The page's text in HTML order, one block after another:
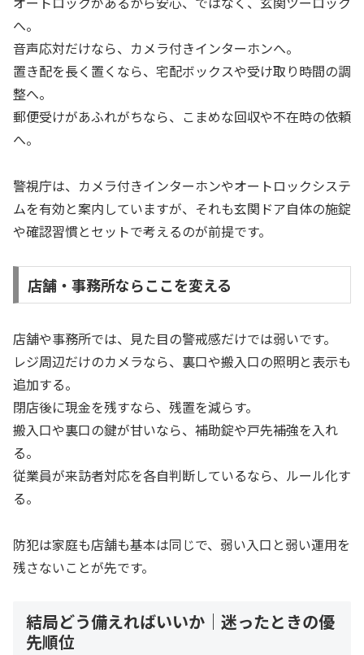
へ。
音声応対だけなら、カメラ付きインターホンへ。
置き配を長く置くなら、宅配ボックスや受け取り時間の調
整へ。
郵便受けがあふれがちなら、こまめな回収や不在時の依頼
へ。
警視庁は、カメラ付きインターホンやオートロックシステ
ムを有効と案内していますが、それも玄関ドア自体の施錠
や確認習慣とセットで考えるのが前提です。
店舗・事務所ならここを変える
店舗や事務所では、見た目の警戒感だけでは弱いです。
レジ周辺だけのカメラなら、裏口や搬入口の照明と表示も
追加する。
閉店後に現金を残すなら、残置を減らす。
搬入口や裏口の鍵が甘いなら、補助錠や戸先補強を入れ
る。
従業員が来訪者対応を各自判断しているなら、ルール化す
る。
防犯は家庭も店舗も基本は同じで、弱い入口と弱い運用を
残さないことが先です。
結局どう備えればいいか｜迷ったときの優
先順位